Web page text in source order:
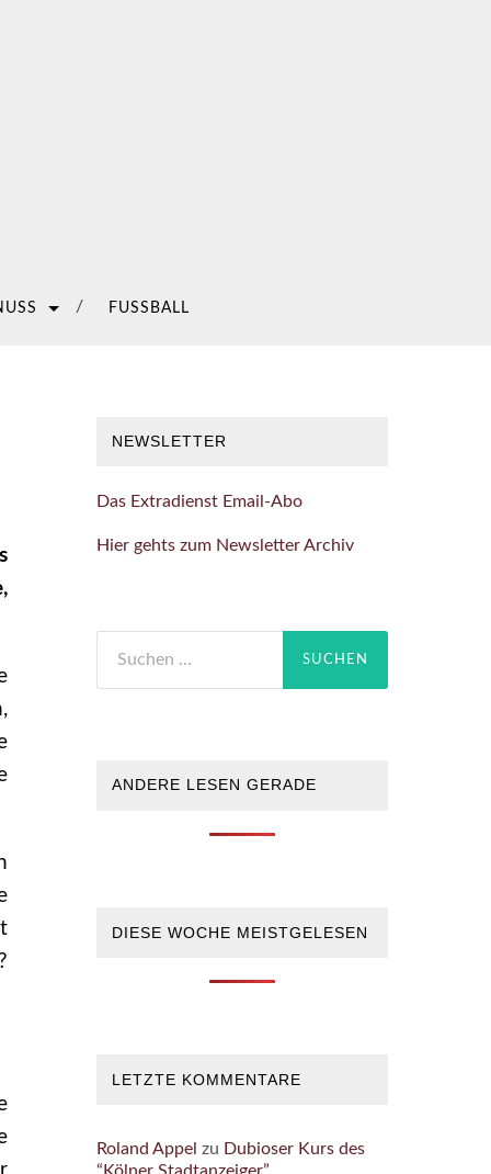
FUSSBALL
NEWSLETTER
Das Extradienst Email-Abo
Hier gehts zum Newsletter Archiv
nach:
ANDERE LESEN GERADE
DIESE WOCHE MEISTGELESEN
LETZTE KOMMENTARE
Roland Appel zu Dubioser Kurs des